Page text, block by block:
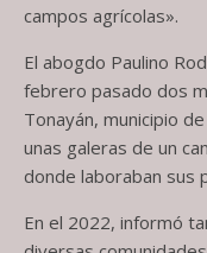
campos agrícolas».
El abogdo Paulino
febrero pasado dos
Tonayán, municipio
unas galeras de un
donde laboraban sus
En el 2022, informó